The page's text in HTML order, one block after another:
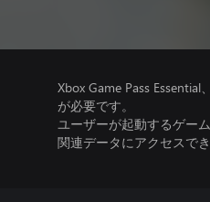
Xbox Game Pass
が必要です。
ユーザーが起動するゲー
関連データにアクセスでき